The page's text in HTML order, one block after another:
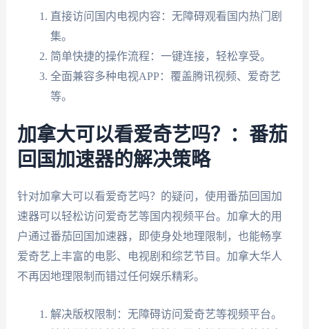
直接访问国内电视内容：无障碍观看国内热门剧
集。
简单快捷的操作流程：一键连接，轻松享受。
全面兼容多种电视APP：覆盖腾讯视频、爱奇艺
等。
加拿大可以看爱奇艺吗？：番茄
回国加速器的解决策略
针对加拿大可以看爱奇艺吗？的疑问，使用番茄回国加
速器可以轻松访问爱奇艺等国内视频平台。加拿大的用
户通过番茄回国加速器，即使身处地理限制，也能畅享
爱奇艺上丰富的电影、电视剧和综艺节目。加拿大华人
不再因地理限制而错过任何娱乐精彩。
解决版权限制：无障碍访问爱奇艺等视频平台。